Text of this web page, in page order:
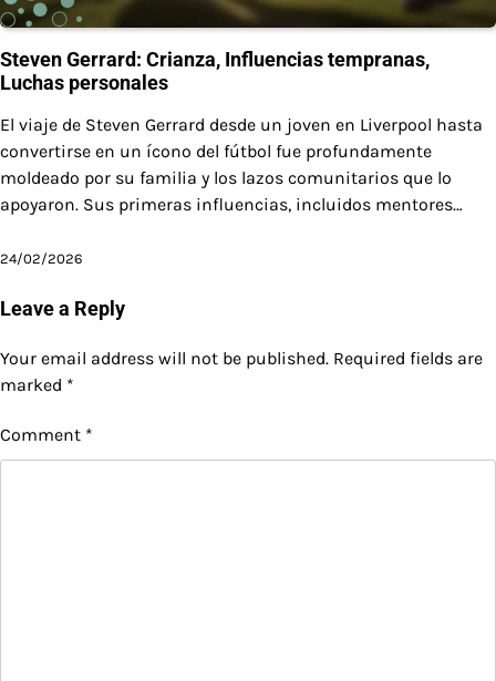
Steven Gerrard: Crianza, Influencias tempranas,
Luchas personales
El viaje de Steven Gerrard desde un joven en Liverpool hasta
convertirse en un ícono del fútbol fue profundamente
moldeado por su familia y los lazos comunitarios que lo
apoyaron. Sus primeras influencias, incluidos mentores…
24/02/2026
Leave a Reply
Your email address will not be published. Required fields are
marked *
Comment *